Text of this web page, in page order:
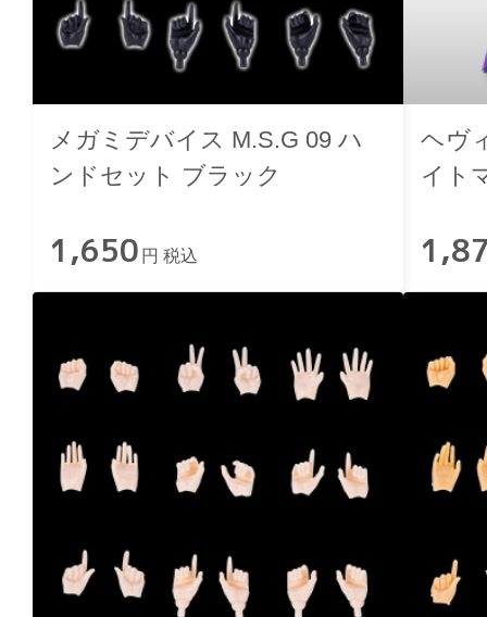
メガミデバイス M.S.G 09 ハ
ンドセット ブラック
1,650 円 税込
ヘヴ
イト